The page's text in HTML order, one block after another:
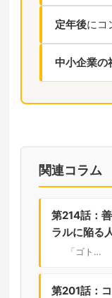
定年後にコ
中小企業の
関連コラム
第214話：
ラルに陥る
「ゴト…
第201話：